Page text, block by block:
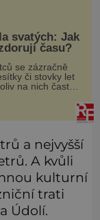
velmi
svatých: Jak
času?
se zázračně
či stovky let
na nich často
bývají považo
a nejvyšší
A kvůli
kulturní
trati
Údolí.